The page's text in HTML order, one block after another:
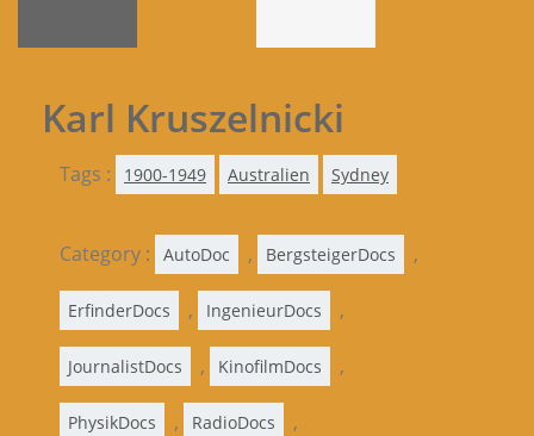
Karl Kruszelnicki
Tags : 1900-1949 Australien Sydney
Category : AutoDoc , BergsteigerDocs ,
ErfinderDocs , IngenieurDocs ,
JournalistDocs , KinofilmDocs ,
PhysikDocs , RadioDocs ,